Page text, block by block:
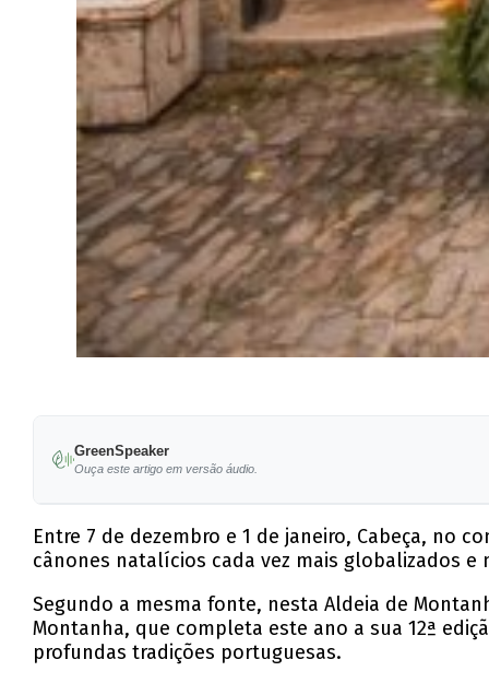
GreenSpeaker
Ouça este artigo em versão áudio.
Entre 7 de dezembro e 1 de janeiro, Cabeça, no
cânones natalícios cada vez mais globalizados
Segundo a mesma fonte, nesta Aldeia de
Montanha, que completa este ano a sua 12ª
profundas tradições portuguesas.